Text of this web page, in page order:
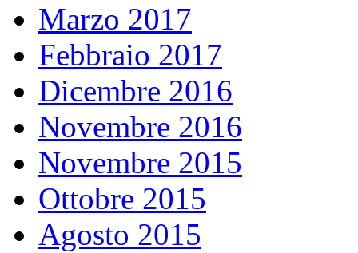
Marzo 2017
Febbraio 2017
Dicembre 2016
Novembre 2016
Novembre 2015
Ottobre 2015
Agosto 2015